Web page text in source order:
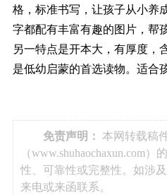
格，标准书写，让孩子从小养
字都配有丰富有趣的图片，帮
另一特点是开本大，有厚度，
是低幼启蒙的首选读物。适合
免责声明： 本网转载稿
（www.shuhaochaxun.com
性、可靠性或完整性。如涉
来电或来函联系。